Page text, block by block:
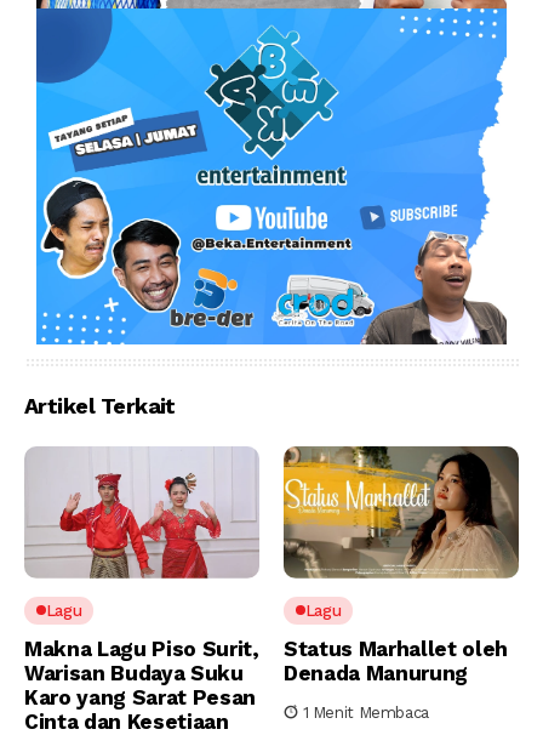
Artikel Terkait
Lagu
Makna Lagu Piso Surit,
Warisan Budaya Suku
Karo yang Sarat Pesan
Cinta dan Kesetiaan
Lagu
Status Marhallet oleh
Denada Manurung
1 Menit Membaca